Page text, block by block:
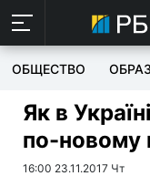
ОБЩЕСТВО
Як в
по-новому
16:00 23.11.2017 Чт